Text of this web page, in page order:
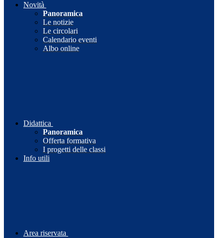
Novità
Panoramica
Le notizie
Le circolari
Calendario eventi
Albo online
Didattica
Panoramica
Offerta formativa
I progetti delle classi
Info utili
Area riservata